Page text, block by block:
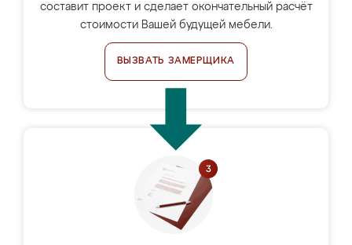
составит проект и сделает окончательный расчёт
стоимости Вашей будущей мебели.
ВЫЗВАТЬ ЗАМЕРЩИКА